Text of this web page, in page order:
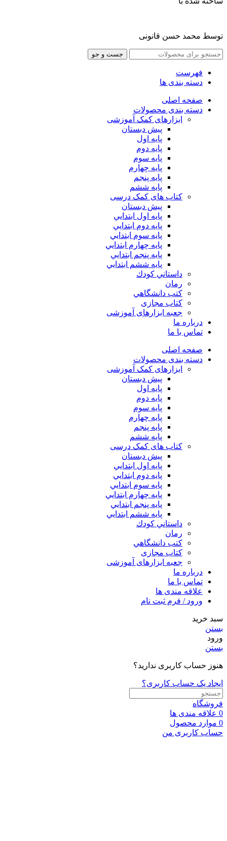
توسط محمد حسن قانونی
جست و جو
فهرست
دسته بندی ها
صفحه اصلی
دسته بندی محصولات
ابزارهای کمک آموزشی
پیش دبستان
پایه اول
پایه دوم
پایه سوم
پایه چهارم
پايه پنجم
پایه ششم
کتاب های کمک درسی
پیش دبستان
پايه اول ابتدايي
پايه دوم ابتدايي
پايه سوم ابتدايي
پايه چهارم ابتدايي
پايه پنجم ابتدايي
پايه ششم ابتدايي
داستاني كودك
رمان
كتب دانشگاهي
کتاب مجازی
جعبه ابزارهای آموزشی
درباره ما
تماس با ما
صفحه اصلی
دسته بندی محصولات
ابزارهای کمک آموزشی
پیش دبستان
پایه اول
پایه دوم
پایه سوم
پایه چهارم
پايه پنجم
پایه ششم
کتاب های کمک درسی
پیش دبستان
پايه اول ابتدايي
پايه دوم ابتدايي
پايه سوم ابتدايي
پايه چهارم ابتدايي
پايه پنجم ابتدايي
پايه ششم ابتدايي
داستاني كودك
رمان
كتب دانشگاهي
کتاب مجازی
جعبه ابزارهای آموزشی
درباره ما
تماس با ما
علاقه مندی ها
ورود / فرم ثبت نام
سبد خرید
بستن
ورود
بستن
هنوز حساب کاربری ندارید؟
ایجاد یک حساب کاربری؟
فروشگاه
0 علاقه مندی ها
0 موارد محصول
حساب کاربری من